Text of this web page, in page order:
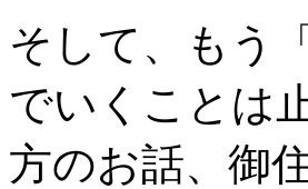
そして、もう
でいくことは
方のお話、御